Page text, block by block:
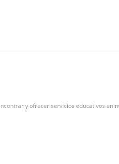
y ofrecer servicios educativos en